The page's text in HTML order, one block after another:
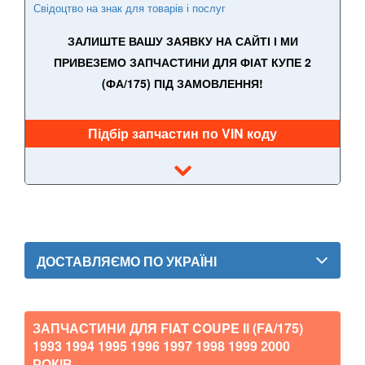
Panda III (319)
Punto II (188)
Punto III (199)
Grande Punto (199)
Punto Evo I (199)
Punto Evo II (199)
Strada (178E)
Свідоцтво на знак для товарів і послуг
ЗАЛИШТЕ ВАШУ ЗАЯВКУ НА САЙТІ І МИ
ПРИВЕЗЕМО ЗАПЧАСТИНИ ДЛЯ ФІАТ КУПЕ 2
(ФА/175) ПІД ЗАМОВЛЕННЯ!
Підбір запчастин по VIN коду
ДОСТАВЛЯЄМО ПО УКРАЇНІ
ЗАПЧАСТИНИ ДЛЯ FIAT COUPE II (FA/175)
1993 1994 1995 1996 1997 1998 1999 2000